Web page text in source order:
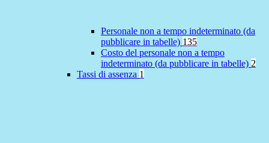
Personale non a tempo indeterminato (da
pubblicare in tabelle) 135
Costo del personale non a tempo
indeterminato (da pubblicare in tabelle) 2
Tassi di assenza 1